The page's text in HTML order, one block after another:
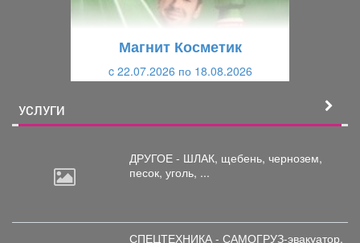
Магнит Косметик
c 22.07.2026 по 18.08.2026
УСЛУГИ
ДРУГОЕ - ШЛАК, щебень, чернозем,
песок, уголь, ...
СПЕЦТЕХНИКА - САМОГРУЗ-эвакуатор,